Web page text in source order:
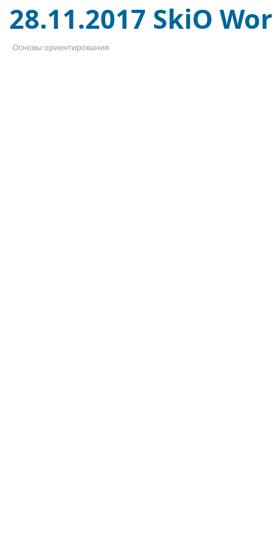
28.11.2017 SkiO
Основы ориентирования